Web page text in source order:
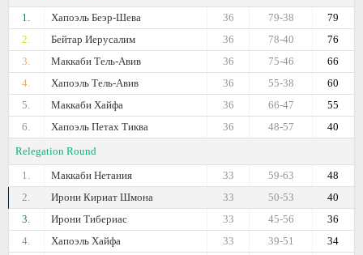
1.
Хапоэль Беэр-Шева 79
79-38
36
2.
Бейтар Иерусалим 76
78-40
36
3.
Маккаби Тель-Авив 66
75-46
36
4.
Хапоэль Тель-Авив 60
55-38
36
5.
Маккаби Хайфа 55
66-47
36
6.
Хапоэль Петах Тиква 40
48-57
36
Relegation Round
1.
Маккаби Нетания 48
59-63
33
2.
Ирони Кириат Шмона 40
50-53
33
3.
Ирони Тибериас 36
45-56
33
4.
Хапоэль Хайфа 34
39-51
33